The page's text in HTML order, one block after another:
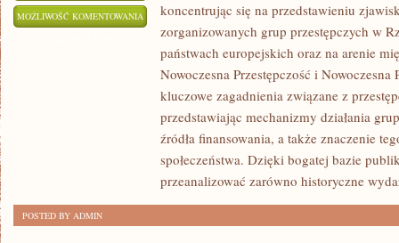
MOŻLIWOŚĆ KOMENTOWANIA PYTANIA
CZYTELNIKÓW
koncentrując się na przedstawieniu
zorganizowanych grup przestępczych w
państwach europejskich oraz na arenie
Nowoczesna Przestępczość i Nowoczesna
kluczowe zagadnienia związane z
przedstawiając mechanizmy działania
źródła finansowania, a także znaczenie
społeczeństwa. Dzięki bogatej bazie
przeanalizować zarówno historyczne
POSTED BY ADMIN